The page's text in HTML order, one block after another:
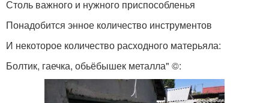
Столь важного и нужного приспособленья
Понадобится энное количество инструментов
И некоторое количество расходного матерьяла:
Болтик, гаечка, обьёбышек металла" ©: